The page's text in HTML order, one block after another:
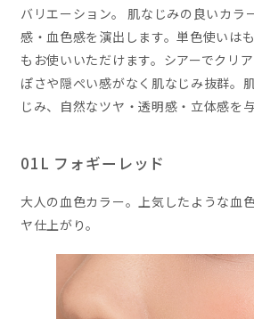
バリエーション。 肌なじみの良いカラ
感・血色感を演出します。単色使いは
もお使いいただけます。シアーでクリ
ぽさや隠ぺい感がなく肌なじみ抜群。
じみ、自然なツヤ・透明感・立体感を与
01L フォギーレッド
大人の血色カラー。上気したような血
ヤ仕上がり。